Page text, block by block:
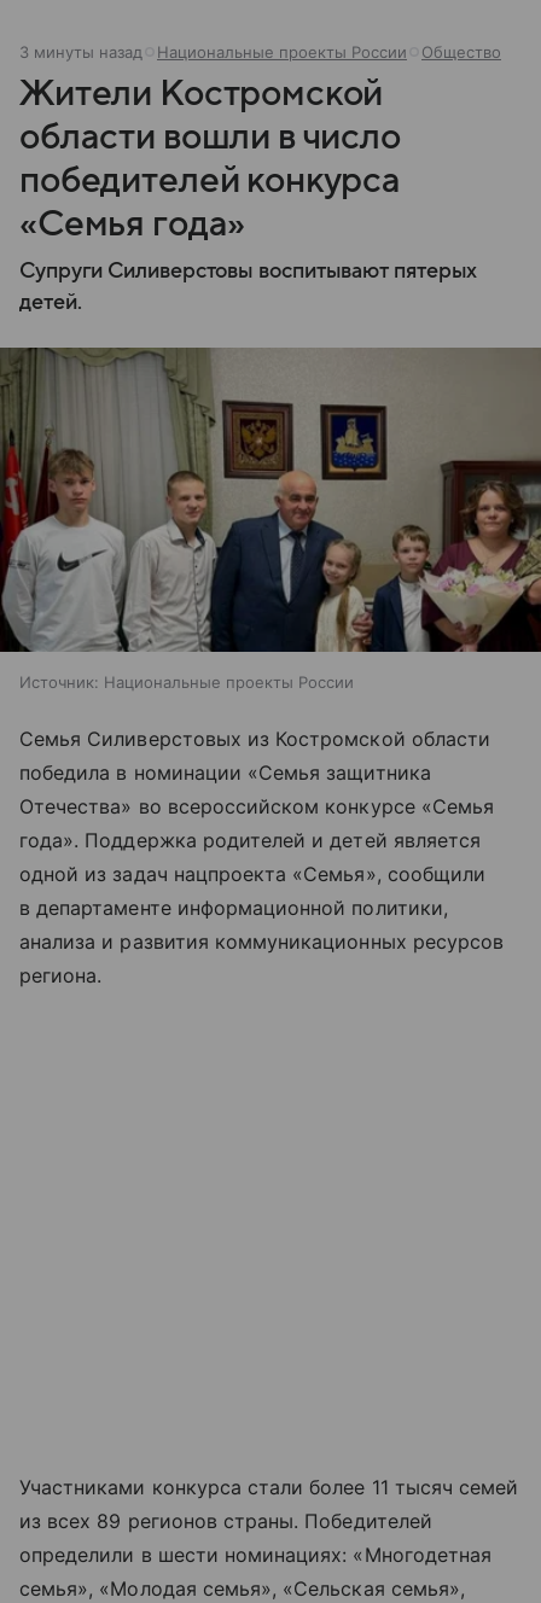
3 минуты назад Национальные проекты России Общество
Жители Костромской
области вошли в число
победителей конкурса
«Семья года»
Супруги Силиверстовы воспитывают пятерых
детей.
Источник: Национальные проекты России
Семья Силиверстовых из Костромской области
победила в номинации «Семья защитника
Отечества» во всероссийском конкурсе «Семья
года». Поддержка родителей и детей является
одной из задач нацпроекта «Семья», сообщили
в департаменте информационной политики,
анализа и развития коммуникационных ресурсов
региона.
Участниками конкурса стали более 11 тысяч семей
из всех 89 регионов страны. Победителей
определили в шести номинациях: «Многодетная
семья», «Молодая семья», «Сельская семья»,